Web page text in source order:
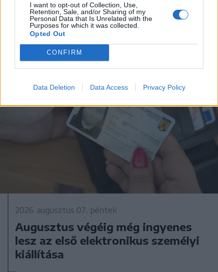
I want to opt-out of Collection, Use,
Retention, Sale, and/or Sharing of my
Personal Data that Is Unrelated with the
Purposes for which it was collected.
Opted Out
CONFIRM
Data Deletion Data Access Privacy Policy
2026. augusztus 07., péntek
Augusztus végéig még ingyenes
lesz az első elektronikus személyi
kiállítása